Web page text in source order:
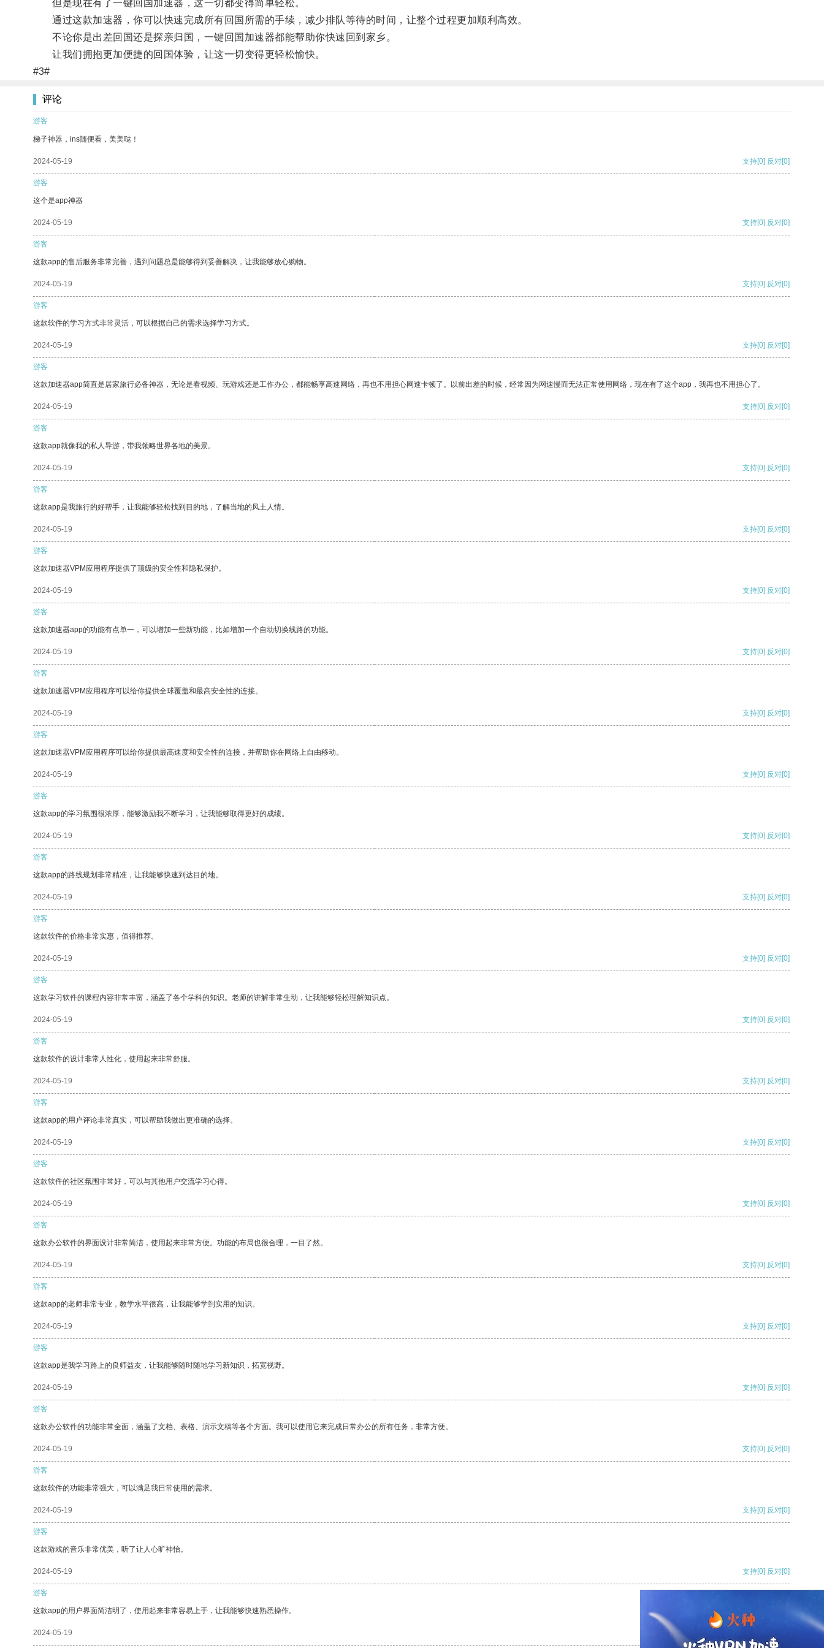
但是现在有了一键回国加速器，这一切都变得简单轻松。
通过这款加速器，你可以快速完成所有回国所需的手续，减少排队等待的时间，让整个过程更加顺利高效。
不论你是出差回国还是探亲归国，一键回国加速器都能帮助你快速回到家乡。
让我们拥抱更加便捷的回国体验，让这一切变得更轻松愉快。
#3#
评论
游客
梯子神器，ins随便看，美美哒！
2024-05-19 支持[0] 反对[0]
游客
这个是app神器
2024-05-19 支持[0] 反对[0]
游客
这款app的售后服务非常完善，遇到问题总是能够得到妥善解决，让我能够放心购物。
2024-05-19 支持[0] 反对[0]
游客
这款软件的学习方式非常灵活，可以根据自己的需求选择学习方式。
2024-05-19 支持[0] 反对[0]
游客
这款加速器app简直是居家旅行必备神器，无论是看视频、玩游戏还是工作办公，都能畅享高速网络，再也不用担心网速卡顿了。以前出差的时候，经常因为网速慢而无法正常使用网络，现在有了这个app，我再也不用担心了。
2024-05-19 支持[0] 反对[0]
游客
这款app就像我的私人导游，带我领略世界各地的美景。
2024-05-19 支持[0] 反对[0]
游客
这款app是我旅行的好帮手，让我能够轻松找到目的地，了解当地的风土人情。
2024-05-19 支持[0] 反对[0]
游客
这款加速器VPM应用程序提供了顶级的安全性和隐私保护。
2024-05-19 支持[0] 反对[0]
游客
这款加速器app的功能有点单一，可以增加一些新功能，比如增加一个自动切换线路的功能。
2024-05-19 支持[0] 反对[0]
游客
这款加速器VPM应用程序可以给你提供全球覆盖和最高安全性的连接。
2024-05-19 支持[0] 反对[0]
游客
这款加速器VPM应用程序可以给你提供最高速度和安全性的连接，并帮助你在网络上自由移动。
2024-05-19 支持[0] 反对[0]
游客
这款app的学习氛围很浓厚，能够激励我不断学习，让我能够取得更好的成绩。
2024-05-19 支持[0] 反对[0]
游客
这款app的路线规划非常精准，让我能够快速到达目的地。
2024-05-19 支持[0] 反对[0]
游客
这款软件的价格非常实惠，值得推荐。
2024-05-19 支持[0] 反对[0]
游客
这款学习软件的课程内容非常丰富，涵盖了各个学科的知识。老师的讲解非常生动，让我能够轻松理解知识点。
2024-05-19 支持[0] 反对[0]
游客
这款软件的设计非常人性化，使用起来非常舒服。
2024-05-19 支持[0] 反对[0]
游客
这款app的用户评论非常真实，可以帮助我做出更准确的选择。
2024-05-19 支持[0] 反对[0]
游客
这款软件的社区氛围非常好，可以与其他用户交流学习心得。
2024-05-19 支持[0] 反对[0]
游客
这款办公软件的界面设计非常简洁，使用起来非常方便。功能的布局也很合理，一目了然。
2024-05-19 支持[0] 反对[0]
游客
这款app的老师非常专业，教学水平很高，让我能够学到实用的知识。
2024-05-19 支持[0] 反对[0]
游客
这款app是我学习路上的良师益友，让我能够随时随地学习新知识，拓宽视野。
2024-05-19 支持[0] 反对[0]
游客
这款办公软件的功能非常全面，涵盖了文档、表格、演示文稿等各个方面。我可以使用它来完成日常办公的所有任务，非常方便。
2024-05-19 支持[0] 反对[0]
游客
这款软件的功能非常强大，可以满足我日常使用的需求。
2024-05-19 支持[0] 反对[0]
游客
这款游戏的音乐非常优美，听了让人心旷神怡。
2024-05-19 支持[0] 反对[0]
游客
这款app的用户界面简洁明了，使用起来非常容易上手，让我能够快速熟悉操作。
2024-05-19